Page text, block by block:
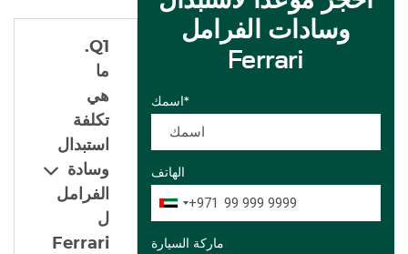
Q1.
ما
هي
تكلفة
استبدال
وسادة
الفرامل
ل
Ferrari
وسادات الفرامل
Ferrari
اسمك*
الهاتف
+971
ماركة السيارة